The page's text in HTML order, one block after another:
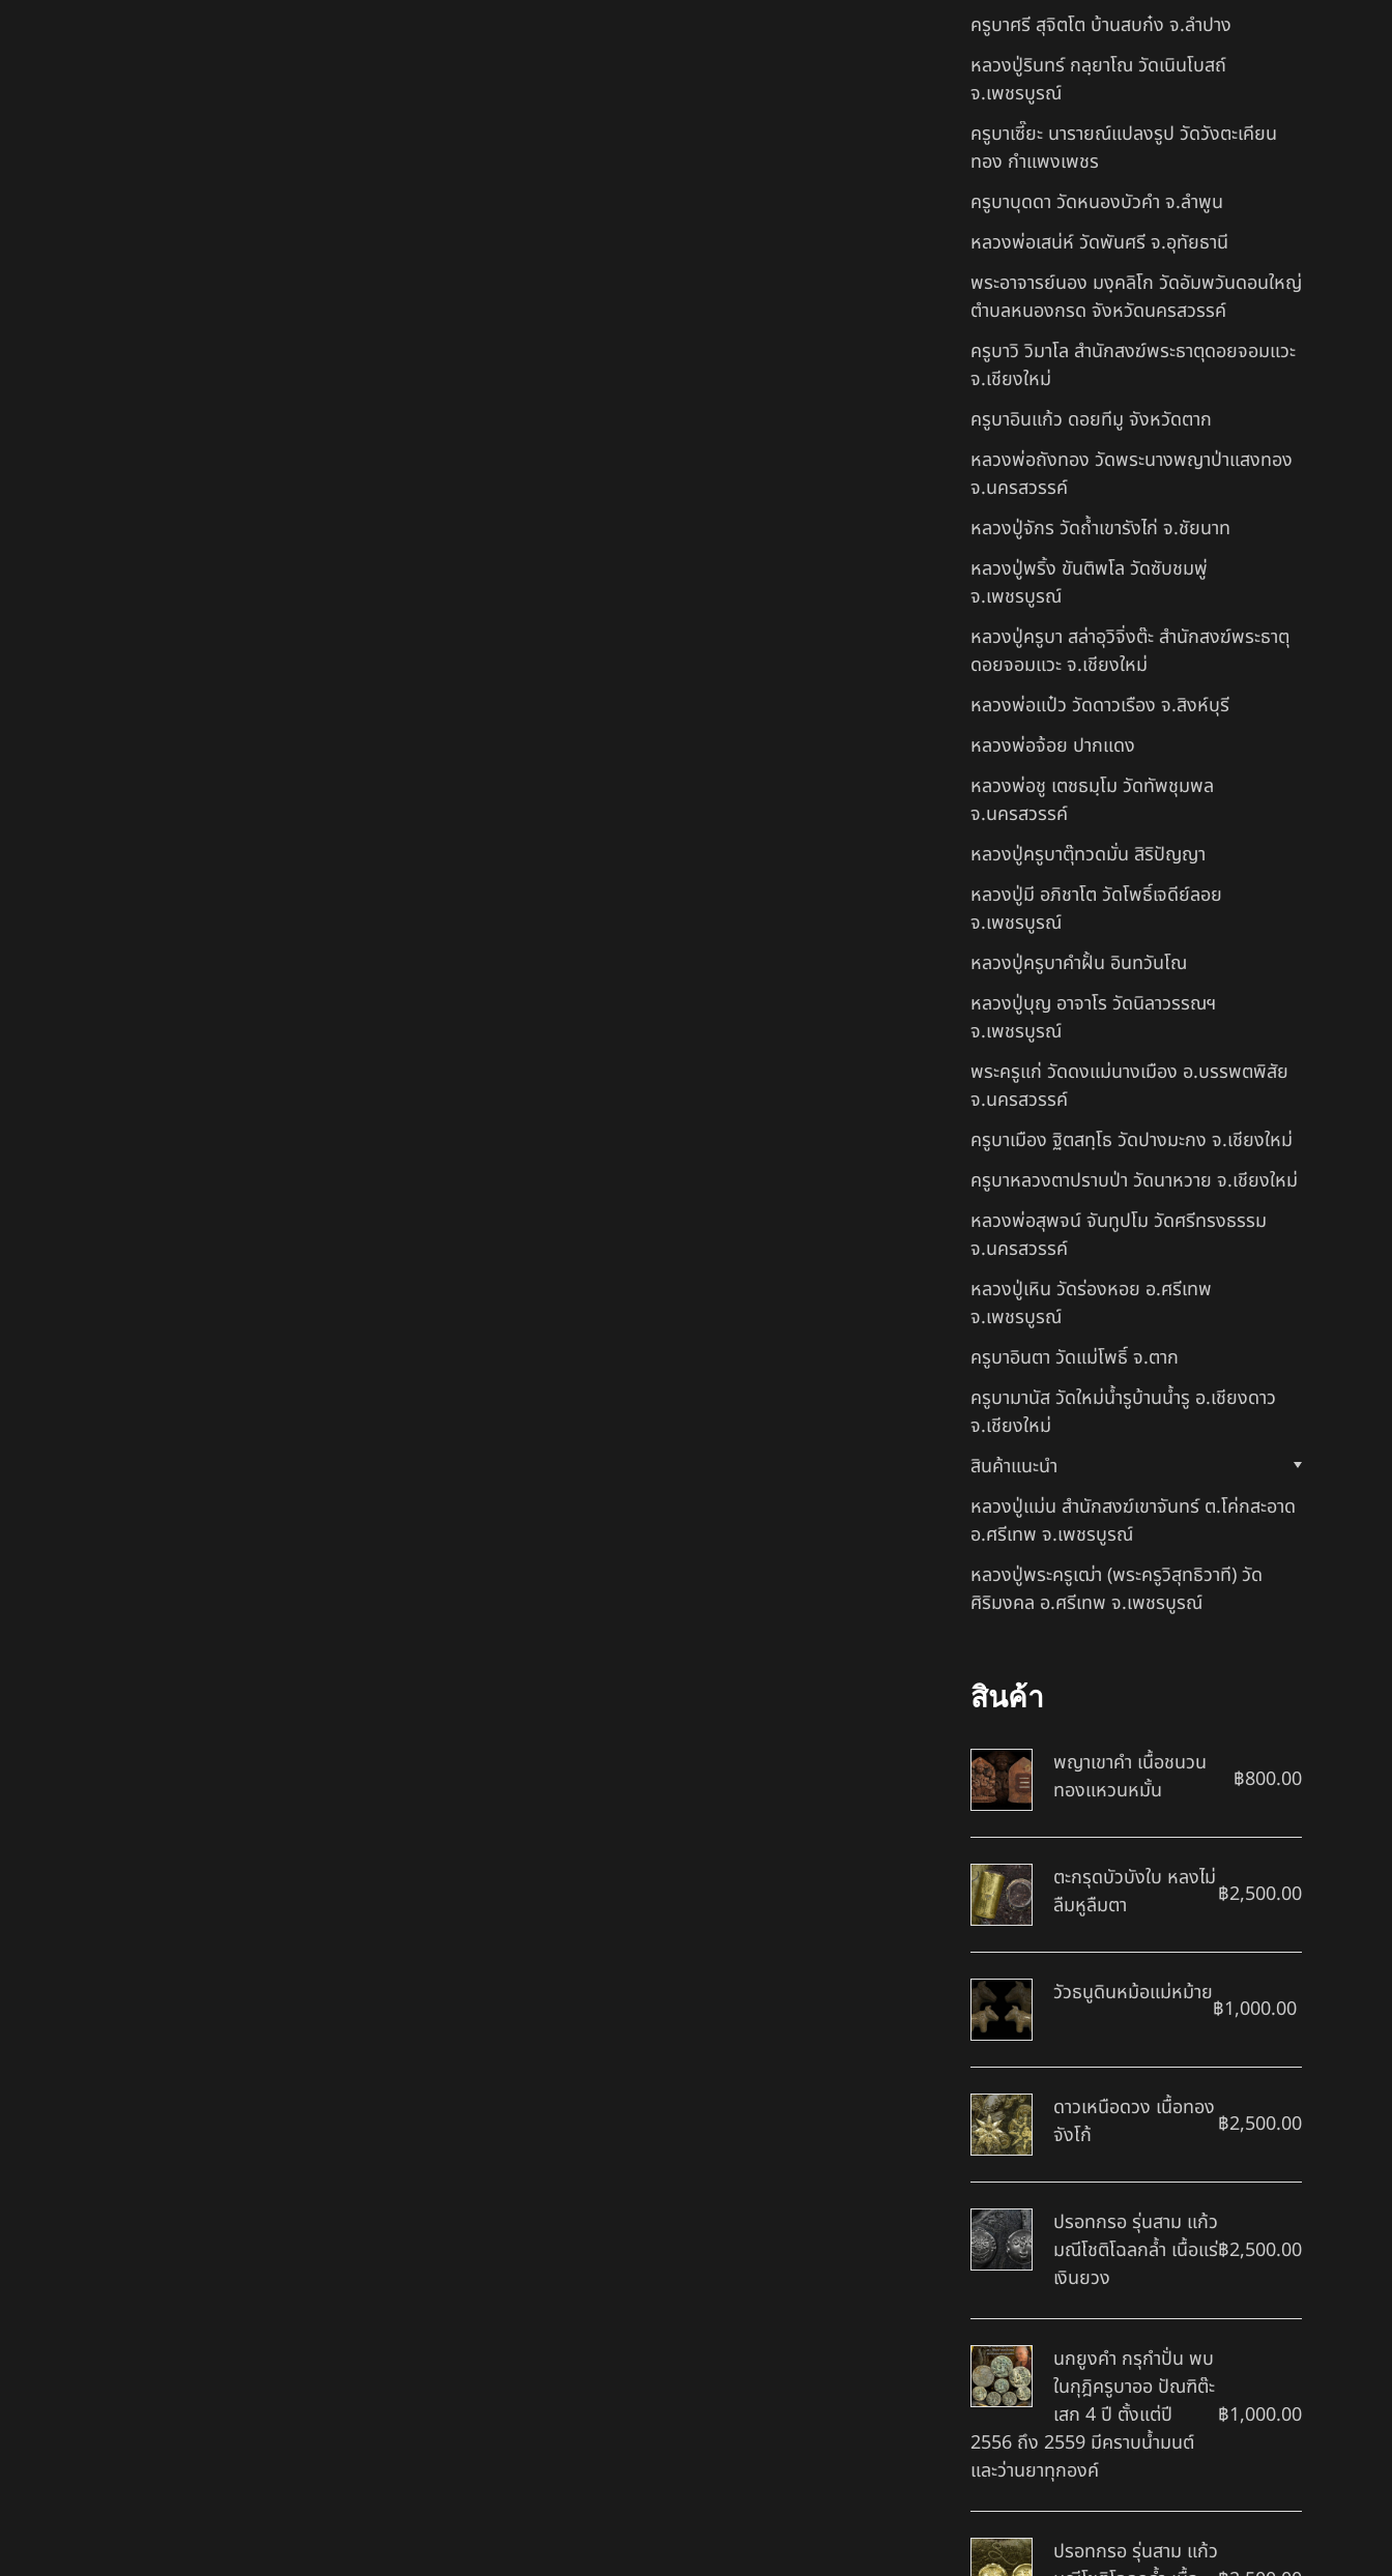
ครูบาศรี สุจิตโต บ้านสบก๋ง จ.ลำปาง
หลวงปู่รินทร์ กลฺยาโณ วัดเนินโบสถ์
จ.เพชรบูรณ์
ครูบาเซี๊ยะ นารายณ์แปลงรูป วัดวังตะเคียน
ทอง กำแพงเพชร
ครูบาบุดดา วัดหนองบัวคํา จ.ลําพูน
หลวงพ่อเสน่ห์ วัดพันศรี จ.อุทัยธานี
พระอาจารย์นอง มงฺคลิโก วัดอัมพวันดอนใหญ่
ตำบลหนองกรด จังหวัดนครสวรรค์
ครูบาวิ วิมาโล สำนักสงฆ์พระธาตุดอยจอมแวะ
จ.เชียงใหม่
ครูบาอินแก้ว ดอยทีมู จังหวัดตาก
หลวงพ่อถังทอง วัดพระนางพญาป่าแสงทอง
จ.นครสวรรค์
หลวงปู่จักร วัดถ้ำเขารังไก่ จ.ชัยนาท
หลวงปู่พริ้ง ขันติพโล วัดซับชมพู่
จ.เพชรบูรณ์
หลวงปู่ครูบา สล่าอุวิจิ่งต๊ะ สำนักสงฆ์พระธาตุ
ดอยจอมแวะ จ.เชียงใหม่
หลวงพ่อแป๋ว วัดดาวเรือง จ.สิงห์บุรี
หลวงพ่อจ้อย ปากแดง
หลวงพ่อชู เตชธมฺโม วัดทัพชุมพล
จ.นครสวรรค์
หลวงปู่ครูบาตุ๊ทวดมั่น สิริปัญญา
หลวงปู่มี อภิชาโต วัดโพธิ์เจดีย์ลอย
จ.เพชรบูรณ์
หลวงปู่ครูบาคำฝั้น อินทวันโณ
หลวงปู่บุญ อาจาโร วัดนิลาวรรณฯ
จ.เพชรบูรณ์
พระครูแก่ วัดดงแม่นางเมือง อ.บรรพตพิสัย
จ.นครสวรรค์
ครูบาเมือง ฐิตสทฺโธ วัดปางมะกง จ.เชียงใหม่
ครูบาหลวงตาปราบป่า วัดนาหวาย จ.เชียงใหม่
หลวงพ่อสุพจน์ จันทูปโม วัดศรีทรงธรรม
จ.นครสวรรค์
หลวงปู่เหิน วัดร่องหอย อ.ศรีเทพ
จ.เพชรบูรณ์
ครูบาอินตา วัดแม่โพธิ์ จ.ตาก
ครูบามานัส วัดใหม่น้ำรูบ้านน้ำรู อ.เชียงดาว
จ.เชียงใหม่
สินค้าแนะนำ
หลวงปู่แม่น สำนักสงฆ์เขาจันทร์ ต.โค่กสะอาด
อ.ศรีเทพ จ.เพชรบูรณ์
หลวงปู่พระครูเฒ่า (พระครูวิสุทธิวาที) วัด
ศิริมงคล อ.ศรีเทพ จ.เพชรบูรณ์
สินค้า
พญาเขาคำ เนื้อชนวน
ทองแหวนหมั้น
฿800.00
ตะกรุดบัวบังใบ หลงไม่
ลืมหูลืมตา
฿2,500.00
วัวธนูดินหม้อแม่หม้าย
฿1,000.00
ดาวเหนือดวง เนื้อทอง
จังโก้
฿2,500.00
ปรอทกรอ รุ่นสาม แก้ว
มณีโชติโฉลกล้ำ เนื้อแร่
เงินยวง
฿2,500.00
นกยูงคำ กรุกำปั่น พบ
ในกุฎิครูบาออ ปัณฑิต๊ะ
เสก 4 ปี ตั้งแต่ปี
2556 ถึง 2559 มีคราบน้ำมนต์
และว่านยาทุกองค์
฿1,000.00
ปรอทกรอ รุ่นสาม แก้ว